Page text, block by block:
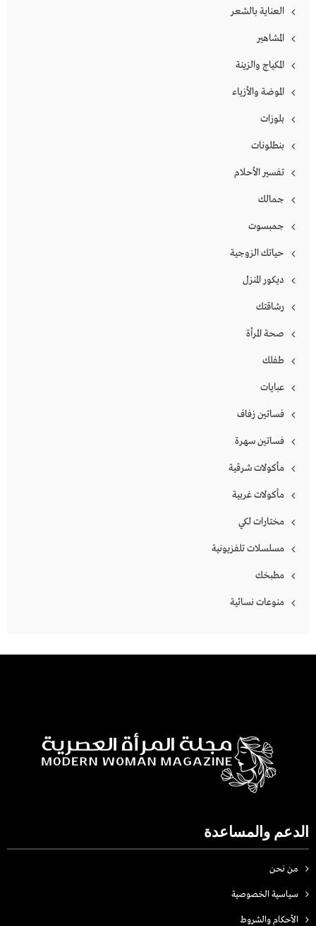
العناية بالشعر
المشاهير
المكياج والزينة
الموضة والأزياء
بلوزات
بنطلونات
تفسير الأحلام
جمالك
جمبسوت
حياتك الزوجية
ديكور المنزل
رشاقتك
صحة المرأة
طفلك
عبايات
فساتين زفاف
فساتين سهرة
مأكولات شرقية
مأكولات غربية
مختارات لكي
مسلسلات تلفزيونية
مطبخك
منوعات نسائية
الدعم والمساعدة
من نحن
سياسية الخصوصية
الأحكام والشروط